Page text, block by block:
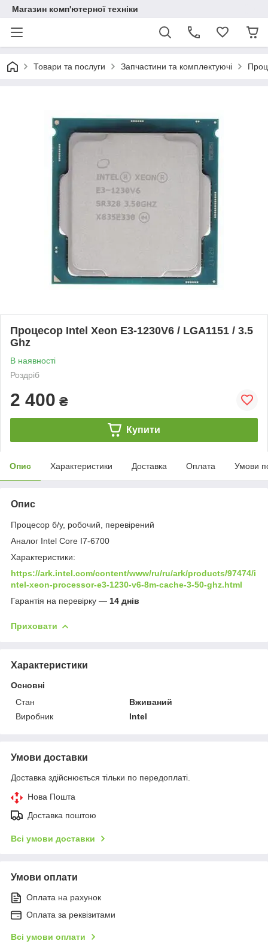
Магазин комп'ютерної техніки
Товари та послуги Запчастини та комплектуючі
Процесор Intel Xeon E3-1230V6 / LGA1151 / 3.5
Ghz
В наявності
Роздріб
2 400 ₴
Купити
Опис Характеристики Доставка Оплата Умови
Опис
Процесор б/у, робочий, перевірений
Аналог Intel Core I7-6700
Характеристики:
https://ark.intel.com/content/www/ru/ru/ark/products/97474/i
ntel-xeon-processor-e3-1230-v6-8m-cache-3-50-ghz.html
Гарантія на перевірку — 14 днів
Приховати
Характеристики
Основні
Стан
Вживаний
Виробник
Intel
Умови доставки
Доставка здійснюється тільки по передоплаті.
Нова Пошта
Доставка поштою
Всі умови доставки
Умови оплати
Оплата на рахунок
Оплата за реквізитами
Всі умови оплати